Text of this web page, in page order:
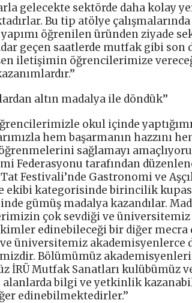
gelecekte sektörde daha kolay
Bu tip atölye
yapımı öğrenilen üründen ziyade
geçen saatlerde mutfak gibi
iletişimin öğrencilerimize
altın madalya ile döndük’’
okul içinde
hem başarmanın hazzını
sağlamayı
Federasyonu tarafından
Festivali’nde Gastronomi ve
ekibi kategorisinde birincilik
gümüş madalya kazandılar.
çok sevdiği ve
edinebileceği bir diğer
üniversitemiz akademisyenlerce
Bölümümüz
İRÜ Mutfak Sanatları
alanlarda bilgi ve yetkinlik
edinebilmektedirler.’’